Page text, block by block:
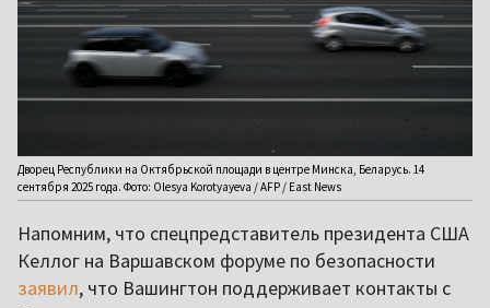
Дворец Республики на Октябрьской площади в центре Минска, Беларусь. 14
сентября 2025 года. Фото: Olesya Korotyayeva / AFP / East News
Напомним, что спецпредставитель президента США
Келлог на Варшавском форуме по безопасности
заявил, что Вашингтон поддерживает контакты с